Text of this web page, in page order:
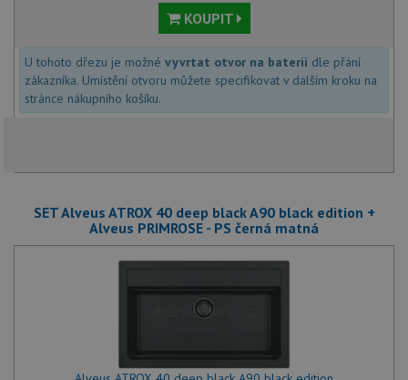
KOUPIT
U tohoto dřezu je možné vyvrtat otvor na baterii dle přání
zákazníka. Umístění otvoru můžete specifikovat v dalším kroku na
stránce nákupního košíku.
SET Alveus ATROX 40 deep black A90 black edition +
Alveus PRIMROSE - PS černá matná